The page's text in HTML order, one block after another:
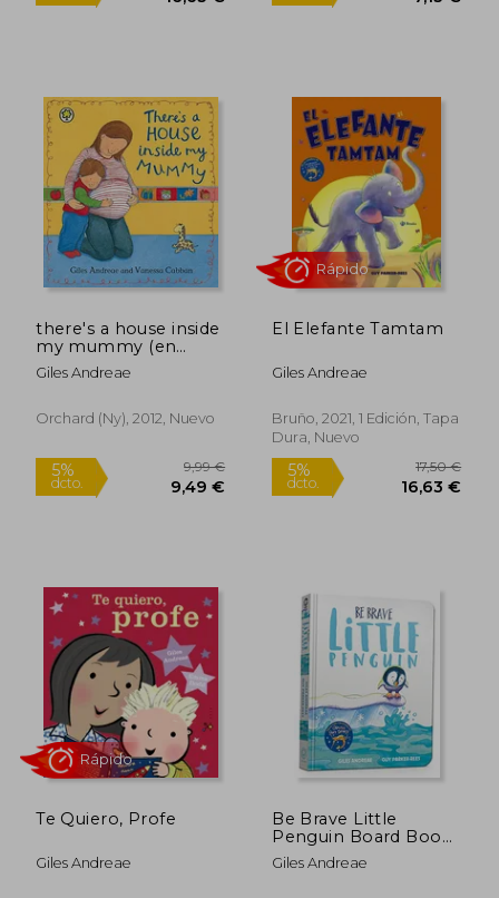
5% 17,50 €
Rápido
5%
dcto.
Rápido
there's a house inside
my mummy (en
Inglés)
Giles Andreae
Orchard (ny), 2012, Nuevo
El Elefante Tamtam
Giles Andreae
Bruño, 2021, 1 Edición, Tapa
Dura, Nuevo
Rápido
Te Quiero, Profe
Giles Andreae
Be Brave Little
Penguin Board Book
(en Inglés)
Giles Andreae